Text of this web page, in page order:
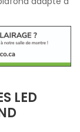
LED